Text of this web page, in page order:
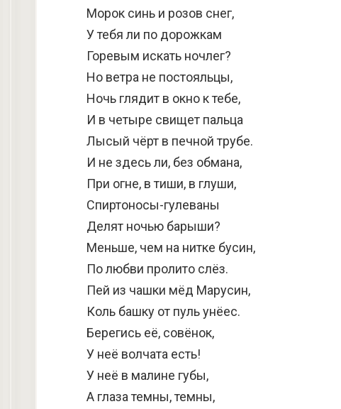
Морок синь и розов снег,
У тебя ли по дорожкам
Горевым искать ночлег?
Но ветра не постояльцы,
Ночь глядит в окно к тебе,
И в четыре свищет пальца
Лысый чёрт в печной трубе.
И не здесь ли, без обмана,
При огне, в тиши, в глуши,
Спиртоносы-гулеваны
Делят ночью барыши?
Меньше, чем на нитке бусин,
По любви пролито слёз.
Пей из чашки мёд Марусин,
Коль башку от пуль унёес.
Берегись её, совёнок,
У неё волчата есть!
У неё в малине губы,
А глаза темны, темны,